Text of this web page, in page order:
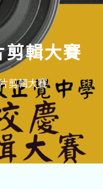
剪輯大賽
剪輯大賽